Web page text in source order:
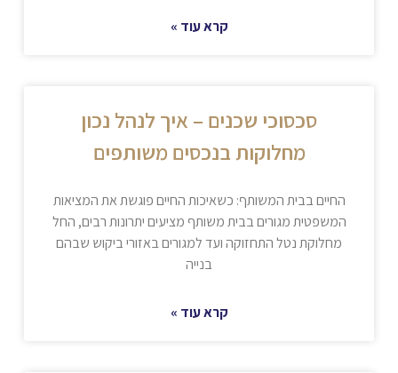
קרא עוד »
סכסוכי שכנים – איך לנהל נכון
מחלוקות בנכסים משותפים
החיים בבית המשותף: כשאיכות החיים פוגשת את המציאות
המשפטית מגורים בבית משותף מציעים יתרונות רבים, החל
מחלוקת נטל התחזוקה ועד למגורים באזורי ביקוש שבהם
בנייה
קרא עוד »